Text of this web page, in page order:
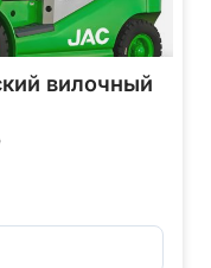
вилочный